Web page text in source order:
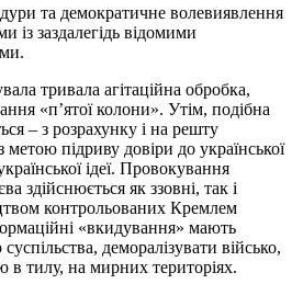
та демократичне волевиявлення
із заздалегідь відомими
тривала агітаційна обробка,
«п’ятої колони». Утім, подібна
– з розрахунку і на решту
метою підриву довіри до української
ідеї. Провокування
здійснюється як ззовні, так і
контрольованих Кремлем
«вкидування» мають
деморалізувати військо,
в тилу, на мирних територіях.